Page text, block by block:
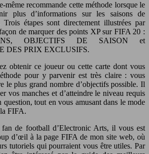
même recommande cette méthode lorsque le
plus d’informations sur les saisons de
étapes sont directement illustrées par
de marquer des points XP sur FIFA 20 :
OBJECTIFS DE SAISON et
DES PRIX EXCLUSIFS.
obtenir ce joueur ou cette carte dont vous
pour y parvenir est très claire : vous
le plus grand nombre d’objectifs possible. Il
vos manches et d’atteindre le niveau requis
question, tout en vous amusant dans le mode
FIFA.
de football d’Electronic Arts, il vous est
d’œil à la page FIFA de mon site web, où
tutoriels qui pourraient vous être utiles. Par